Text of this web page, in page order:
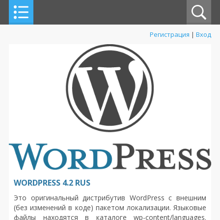
Регистрация | Вход
WORDPRESS 4.2 RUS
Это оригинальный дистрибутив WordPress с внешним
(без изменений в коде) пакетом локализации. Языковые
файлы находятся в каталоге wp-content/languages.